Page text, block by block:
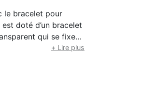
le bracelet pour
doté d’un bracelet
qui se fixe
une utilisation mains
+ Lire plus